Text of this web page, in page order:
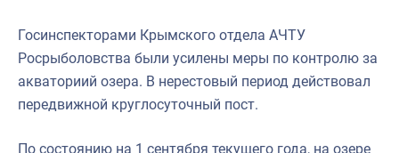
Госинспекторами Крымского отдела АЧТУ
Росрыболовства были усилены меры по контролю за
акваториий озера. В нерестовый период действовал
передвижной круглосуточный пост.
По состоянию на 1 сентября текущего года, на озере